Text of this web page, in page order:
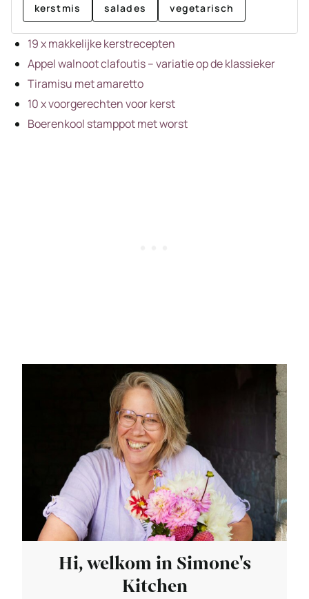
kerstmis salades vegetarisch
19 x makkelijke kerstrecepten
Appel walnoot clafoutis – variatie op de klassieker
Tiramisu met amaretto
10 x voorgerechten voor kerst
Boerenkool stamppot met worst
Hi, welkom in Simone's
Kitchen